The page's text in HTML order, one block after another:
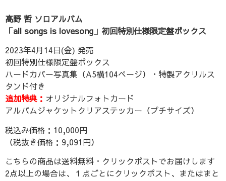
高野 哲 ソロアルバム
「all songs is lovesong」初回特別仕様限定盤ボックス
2023年4月14日(金) 発売
初回特別仕様限定盤ボックス
ハードカバー写真集（A5横104ページ）・特製アクリルス
タンド付き
追加特典： オリジナルフォトカード
アルバムジャケットクリアステッカー（プチサイズ）
税込み価格：10,000円
（税抜き価格：9,091円）
こちらの商品は送料無料・クリックポストでお届けします
2点以上の場合は、１点ごとにクリックポスト、またはまと